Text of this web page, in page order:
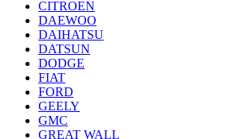
CITROEN
DAEWOO
DAIHATSU
DATSUN
DODGE
FIAT
FORD
GEELY
GMC
GREAT WALL